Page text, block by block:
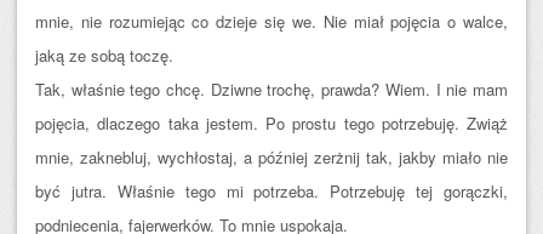
mnie, nie rozumiejąc co dzieje się we. Nie miał pojęcia o walce,
jaką ze sobą toczę.
Tak, właśnie tego chcę. Dziwne trochę, prawda? Wiem. I nie mam
pojęcia, dlaczego taka jestem. Po prostu tego potrzebuję. Zwiąż
mnie, zaknebluj, wychłostaj, a później zerżnij tak, jakby miało nie
być jutra. Właśnie tego mi potrzeba. Potrzebuję tej gorączki,
podniecenia, fajerwerków. To mnie uspokaja.